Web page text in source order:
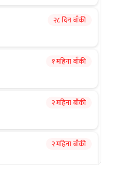
२८ दिन बाँकी
१ महिना बाँकी
२ महिना बाँकी
२ महिना बाँकी